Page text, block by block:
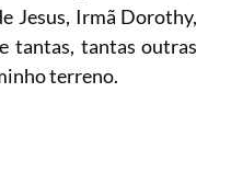
Jesus, Irmã Dorothy,
tantas, tantas outras
terreno.